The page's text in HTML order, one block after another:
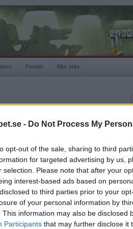
- Do Not Process My
opt-out of the sale, sharing to third
for targeted advertising by us,
selection. Please note that after your
interest-based ads based on
to third parties prior to your
of your personal information by
This information may also be disclosed
Participants that may further disclose it
Forum Min sida
Högsta rating2010-07-26
1649
Rankad
5749
Rullningar
45
Matcher
1346
Vunna
547